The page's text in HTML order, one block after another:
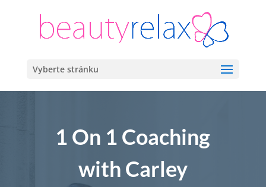
Vyberte stránku
1 On 1 Coaching
with Carley